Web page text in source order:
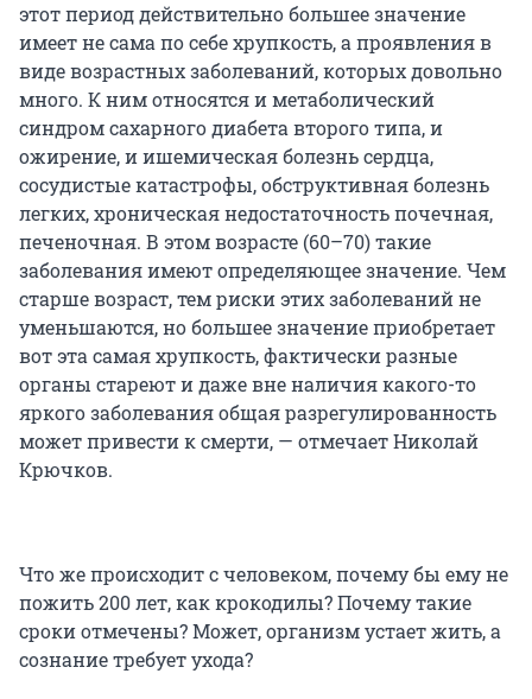
этот период действительно большее значение
имеет не сама по себе хрупкость, а проявления в
виде возрастных заболеваний, которых довольно
много. К ним относятся и метаболический
синдром сахарного диабета второго типа, и
ожирение, и ишемическая болезнь сердца,
сосудистые катастрофы, обструктивная болезнь
легких, хроническая недостаточность почечная,
печеночная. В этом возрасте (60–70) такие
заболевания имеют определяющее значение. Чем
старше возраст, тем риски этих заболеваний не
уменьшаются, но большее значение приобретает
вот эта самая хрупкость, фактически разные
органы стареют и даже вне наличия какого-то
яркого заболевания общая разрегулированность
может привести к смерти, — отмечает Николай
Крючков.
Что же происходит с человеком, почему бы ему не
пожить 200 лет, как крокодилы? Почему такие
сроки отмечены? Может, организм устает жить, а
сознание требует ухода?